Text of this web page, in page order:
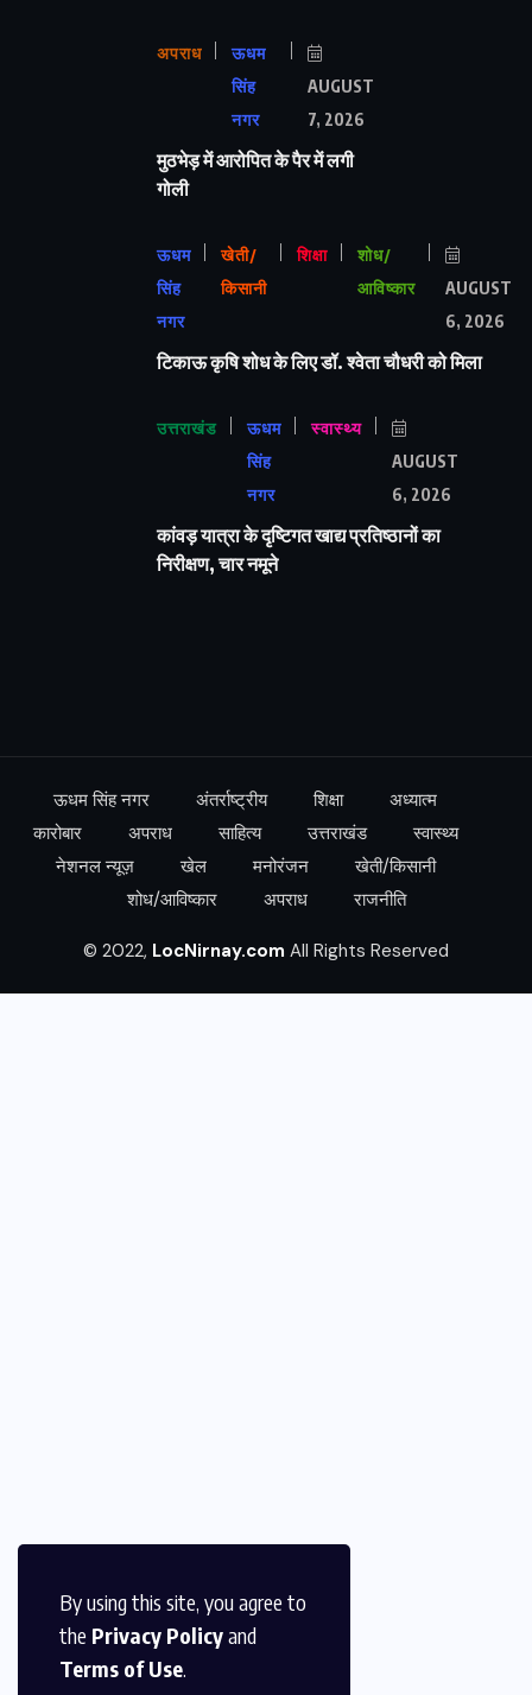
By using this site, you agree to
the Privacy Policyand
Terms of Use.
अपराध
ऊधम
सिंह
नगर
AUGUST
7, 2026
मुठभेड़ में आरोपित के पैर में लगी
गोली
ऊधम
सिंह
नगर
खेती/
किसानी
शिक्षा
शोध/
आविष्कार
AUGUST
6, 2026
टिकाऊ कृषि शोध के लिए डॉ. श्वेता चौधरी को मिला
उत्तराखंड
ऊधम
सिंह
नगर
स्वास्थ्य
AUGUST
6, 2026
कांवड़ यात्रा के दृष्टिगत खाद्य प्रतिष्ठानों का
निरीक्षण, चार नमूने
ऊधम सिंह नगर अंतर्राष्ट्रीय शिक्षा
अध्यात्म
कारोबार
अपराध साहित्य उत्तराखंड
स्वास्थ्य
नेशनल न्यूज़
खेल मनोरंजन
खेती/किसानी
शोध/आविष्कार
अपराध राजनीति
© 2022, LocNirnay.com All Rights Reserved